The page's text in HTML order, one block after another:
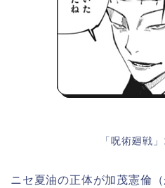
「呪術廻戦
ニセ夏油の正体が加茂憲倫